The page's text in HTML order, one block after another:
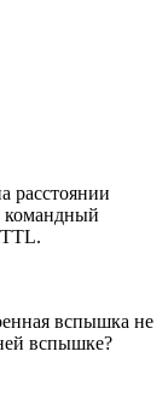
расстоянии
командный
вспышка не
вспышке?